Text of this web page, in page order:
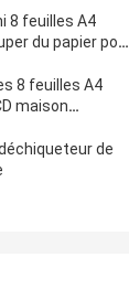
8 feuilles A4
du papier pour
8 feuilles A4
maison
de